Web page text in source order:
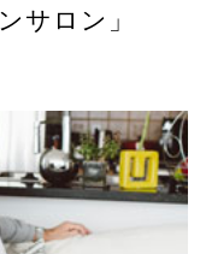
サロン」